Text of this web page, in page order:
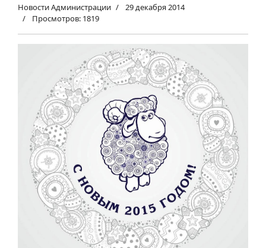
Новости Администрации
29 декабря 2014
Просмотров: 1819